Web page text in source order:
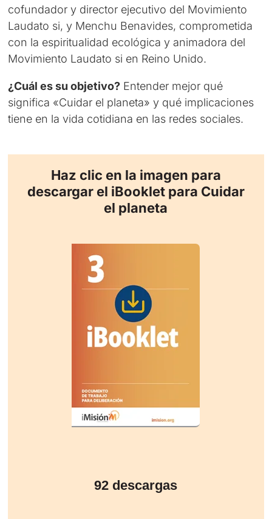
cofundador y director ejecutivo del Movimiento
Laudato si, y Menchu Benavides, comprometida
con la espiritualidad ecológica y animadora del
Movimiento Laudato si en Reino Unido.
¿Cuál es su objetivo? Entender mejor qué
significa «Cuidar el planeta» y qué implicaciones
tiene en la vida cotidiana en las redes sociales.
Haz clic en la imagen para
descargar el iBooklet para Cuidar
el planeta
92 descargas